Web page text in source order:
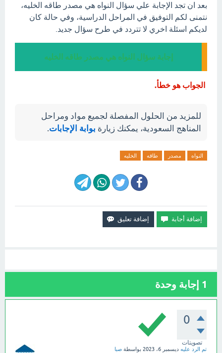
بعد ان تجد الإجابة علي سؤال النواه هي مصدر طاقه الخليه،
نتمنى لكم التوفيق في المراحل الدراسية، وفي حالة كان
لديكم اسئلة اخري لا تتردد في طرح سؤال جديد.
إجابة سؤال النواه هي مصدر طاقه الخليه
الجواب هو خطأ.
للمزيد من الحلول المفصلة لجميع مواد ومراحل
المناهج السعودية، يمكنك زيارة بوابة الإجابات.
النواه مصدر طاقه الخليه
1 إجابة وحدة
0
تصويتات
تم الرد عليه ديسمبر 6، 2023 بواسطة صبا